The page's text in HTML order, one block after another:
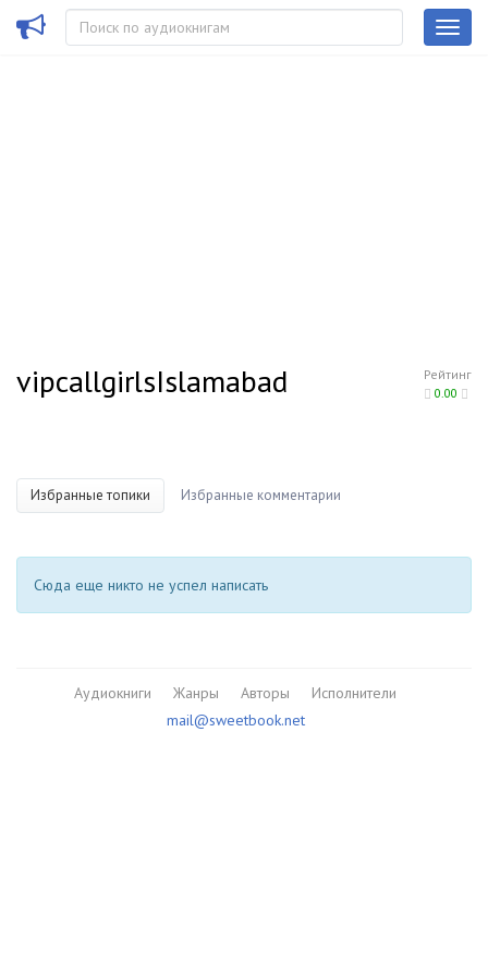
Рейтинг
0.00
vipcallgirlsIslamabad
Избранные топики Избранные комментарии
Сюда еще никто не успел написать
Аудиокниги Жанры Авторы
Исполнители
mail@sweetbook.net